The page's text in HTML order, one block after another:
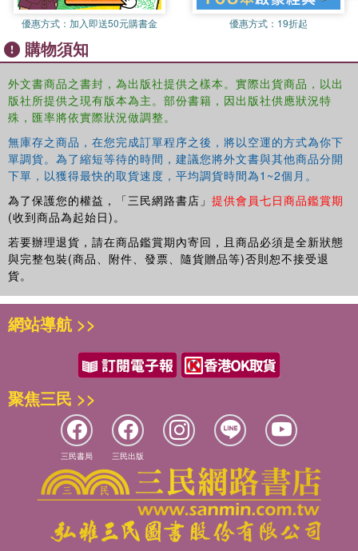
優惠方式： 加入即送50元購書金 優惠方式： 19折起
購物須知
外文書商品之書封，為出版社提供之樣本。實際出貨商品，以出
版社所提供之現有版本為主。部份書籍，因出版社供應狀況特
殊，匯率將依實際狀況做調整。
無庫存之商品，在您完成訂單程序之後，將以空運的方式為你下
單調貨。為了縮短等待的時間，建議您將外文書與其他商品分開
下單，以獲得最快的取貨速度，平均調貨時間為1~2個月。
為了保護您的權益，「三民網路書店」 提供會員七日商品鑑賞期
(收到商品為起始日)。
若要辦理退貨，請在商品鑑賞期內寄回，且商品必須是全新狀態
與完整包裝(商品、附件、發票、隨貨贈品等)否則恕不接受退
貨。
網站導航 >>
聚焦三民 >>
三民書局 三民出版